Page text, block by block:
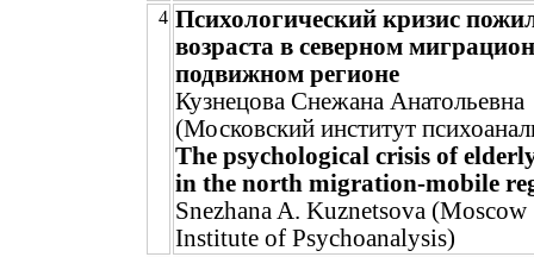
4 Психологический кризис
возраста в северном
подвижном регионе
Кузнецова Снежана Анатольевна
(Московский институт
The psychological crisis of
in the north migration-mobile
Snezhana A. Kuznetsova (Moscow
Institute of Psychoanalysis)